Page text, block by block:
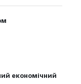
економічний